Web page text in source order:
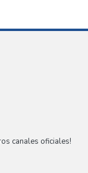
canales oficiales!